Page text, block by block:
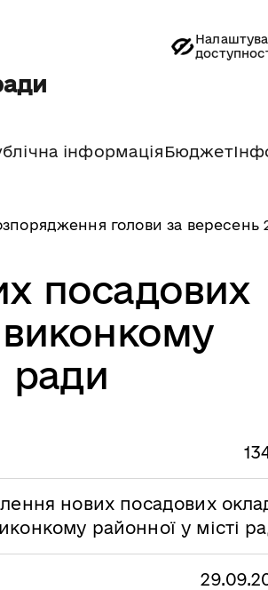
інформаціяБюджет
голови за вересень
посадових
ради
нових посадових
районної у місті